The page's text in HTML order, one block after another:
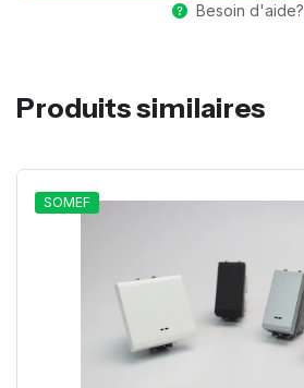
Besoin d'aide?
Produits similaires
SOMEF